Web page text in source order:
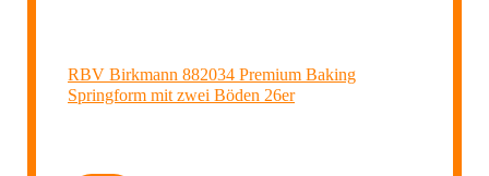
RBV Birkmann 882034 Premium Baking
Springform mit zwei Böden 26er